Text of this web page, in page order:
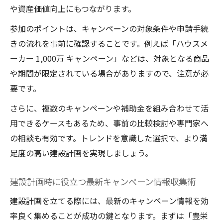
や資産価値向上にもつながります。
参加のポイントは、キャンペーンの対象条件や申請手続
きの流れを事前に確認することです。例えば「ハウスメ
ーカー 1,000万 キャンペーン」などは、対象となる商品
や期間が限定されている場合がありますので、注意が必
要です。
さらに、複数のキャンペーンや補助金を組み合わせて活
用できるケースもあるため、事前の比較検討や専門家へ
の相談も有効です。トレンドを意識した選択で、より満
足度の高い建設計画を実現しましょう。
建設計画時に役立つ最新キャンペーン情報収集術
建設計画を立てる際には、最新のキャンペーン情報を効
率良く集めることが成功の鍵となります。まずは「豊栄